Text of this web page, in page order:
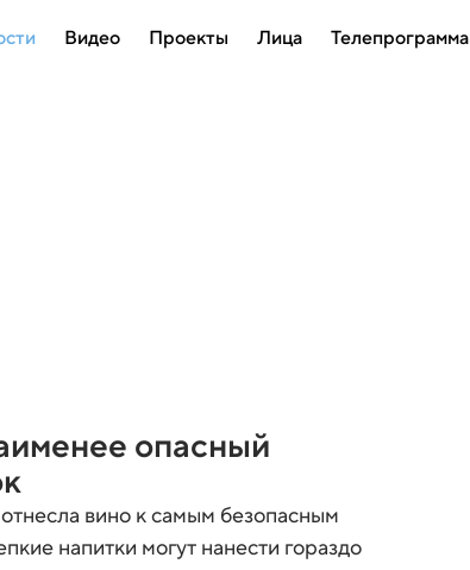
Видео Проекты Лица Телепрограмма
опасный
вино к самым безопасным
напитки могут нанести гораздо